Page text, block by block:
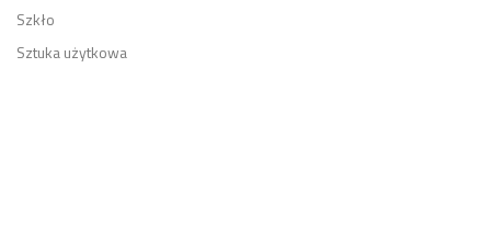
Szkło
Sztuka użytkowa